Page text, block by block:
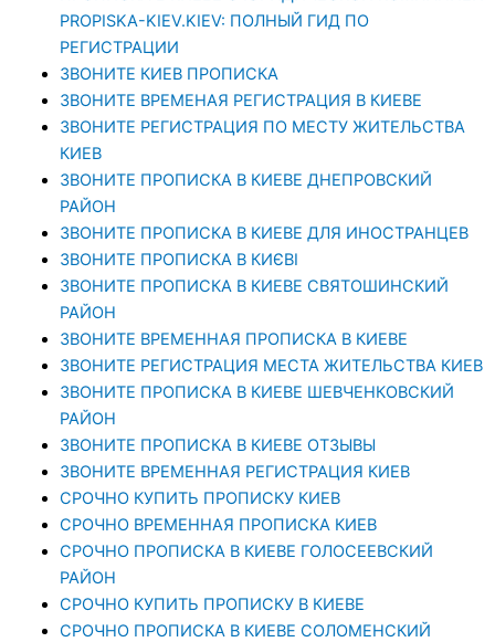
PROPISKA-KIEV.KIEV: ПОЛНЫЙ ГИД ПО
РЕГИСТРАЦИИ
ЗВОНИТЕ КИЕВ ПРОПИСКА
ЗВОНИТЕ ВРЕМЕНАЯ РЕГИСТРАЦИЯ В КИЕВЕ
ЗВОНИТЕ РЕГИСТРАЦИЯ ПО МЕСТУ ЖИТЕЛЬСТВА
КИЕВ
ЗВОНИТЕ ПРОПИСКА В КИЕВЕ ДНЕПРОВСКИЙ
РАЙОН
ЗВОНИТЕ ПРОПИСКА В КИЕВЕ ДЛЯ ИНОСТРАНЦЕВ
ЗВОНИТЕ ПРОПИСКА В КИЄВІ
ЗВОНИТЕ ПРОПИСКА В КИЕВЕ СВЯТОШИНСКИЙ
РАЙОН
ЗВОНИТЕ ВРЕМЕННАЯ ПРОПИСКА В КИЕВЕ
ЗВОНИТЕ РЕГИСТРАЦИЯ МЕСТА ЖИТЕЛЬСТВА КИЕВ
ЗВОНИТЕ ПРОПИСКА В КИЕВЕ ШЕВЧЕНКОВСКИЙ
РАЙОН
ЗВОНИТЕ ПРОПИСКА В КИЕВЕ ОТЗЫВЫ
ЗВОНИТЕ ВРЕМЕННАЯ РЕГИСТРАЦИЯ КИЕВ
СРОЧНО КУПИТЬ ПРОПИСКУ КИЕВ
СРОЧНО ВРЕМЕННАЯ ПРОПИСКА КИЕВ
СРОЧНО ПРОПИСКА В КИЕВЕ ГОЛОСЕЕВСКИЙ
РАЙОН
СРОЧНО КУПИТЬ ПРОПИСКУ В КИЕВЕ
CРОЧНО ПРОПИСКА В КИЕВЕ СОЛОМЕНСКИЙ